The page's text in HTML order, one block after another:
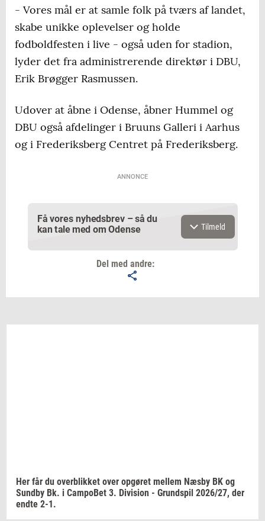
- Vores mål er at samle folk på tværs af landet,
skabe unikke oplevelser og holde
fodboldfesten i live - også uden for stadion,
lyder det fra administrerende direktør i DBU,
Erik Brøgger Rasmussen.
Udover at åbne i Odense, åbner Hummel og
DBU også afdelinger i Bruuns Galleri i Aarhus
og i Frederiksberg Centret på Frederiksberg.
ANNONCE
Få vores nyhedsbrev – så du
kan tale med om Odense
Tilmeld
Del med andre:
Her får du over­blik­ket over op­gø­ret mel­lem Næsby BK og
Sund­by Bk. i Cam­po­Bet 3. Di­vi­sion - Grund­spil 2026/27, der
endte 2-1.